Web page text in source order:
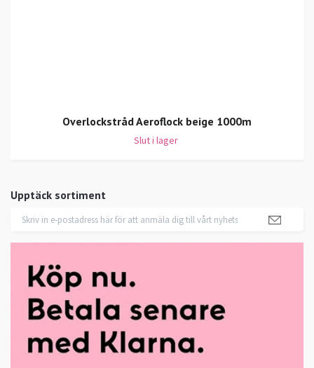
Upptäck sortiment
Overlockstråd Aeroflock beige 1000m
Slut i lager